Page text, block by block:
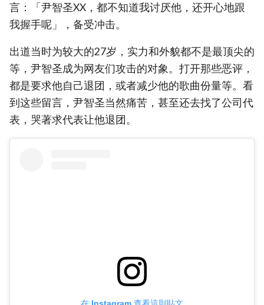
言：「尹智圣XX，都不知道我讨厌他，还开心地跟
我握手呢」，备受冲击。
出道当时为较大的27岁，实力和外貌都不是最顶尖的
等，尹智圣成为网友们攻击的对象。打开那些恶评，
都是要求他自己退团，或者减少他的歌曲份量等。看
到这些留言，尹智圣当然痛苦，甚至还去找了公司代
表，哭著求代表让他退团。